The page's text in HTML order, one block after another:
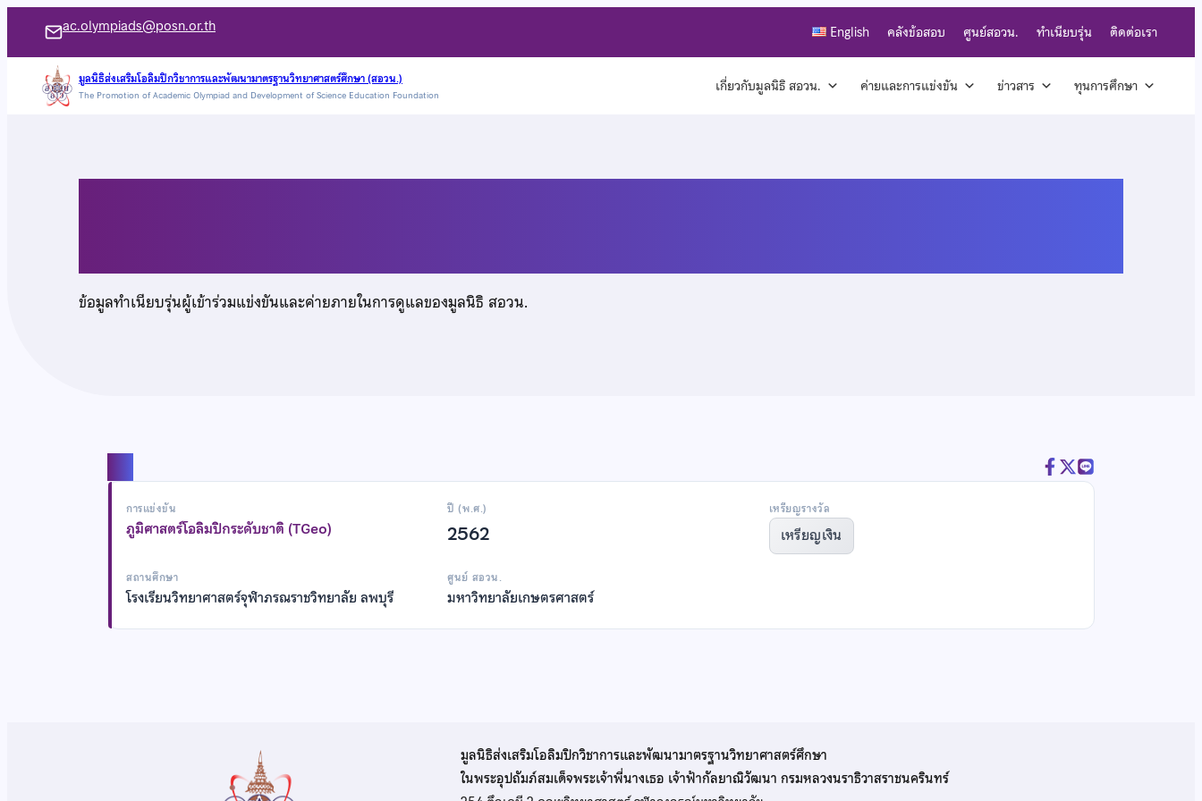
เนื้อหา
ac.olympiads@posn.or.th English คลังข้อสอบ ศูนย์สอวน. ทำเนียบรุ่น ติดต่อเรา
มูลนิธิส่งเสริมโอลิมปิกวิชาการและพัฒนามาตรฐานวิทยาศาสตร์ศึกษา (สอวน.)
The Promotion of Academic Olympiad and Development of Science Education Foundation เกี่ยวกับมูลนิธิ สอวน. ค่ายและการแข่งขัน ข่าวสาร ทุนการศึกษา
ข้อมูลทำเนียบรุ่นผู้เข้าร่วมแข่งขันและค่ายภายในการดูแลของมูลนิธิ สอวน.
การแข่งขัน
ภูมิศาสตร์โอลิมปิกระดับชาติ (TGeo)
ปี (พ.ศ.)
2562
เหรียญรางวัล
เหรียญเงิน
สถานศึกษา
โรงเรียนวิทยาศาสตร์จุฬาภรณราชวิทยาลัย ลพบุรี
ศูนย์ สอวน.
มหาวิทยาลัยเกษตรศาสตร์
มูลนิธิส่งเสริมโอลิมปิกวิชาการและพัฒนามาตรฐานวิทยาศาสตร์ศึกษา
ในพระอุปถัมภ์สมเด็จพระเจ้าพี่นางเธอ เจ้าฟ้ากัลยาณิวัฒนา กรมหลวงนราธิวาสราชนครินทร์